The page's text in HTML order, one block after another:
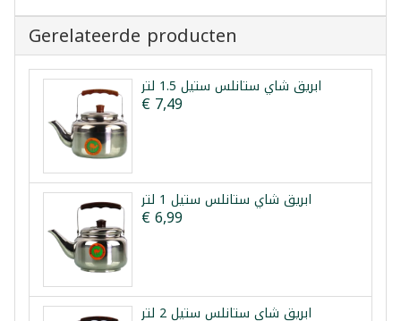
Gerelateerde producten
ابريق شاي ستانلس ستيل 1.5 لتر
€ 7,49
ابريق شاي ستانلس ستيل 1 لتر
€ 6,99
ابريق شاي ستانلس ستيل 2 لتر